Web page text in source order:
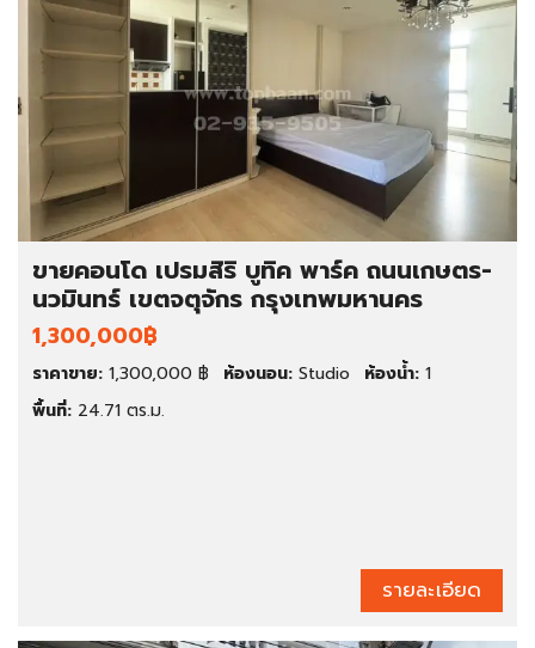
ขายคอนโด เปรมสิริ บูทิค พาร์ค ถนนเกษตร-
นวมินทร์ เขตจตุจักร กรุงเทพมหานคร
1,300,000฿
ราคาขาย: 1,300,000 ฿ ห้องนอน: Studio ห้องน้ำ: 1
พื้นที่: 24.71 ตร.ม.
รายละเอียด